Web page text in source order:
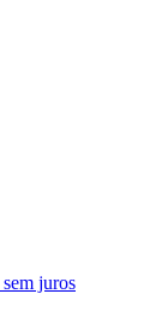
sem juros